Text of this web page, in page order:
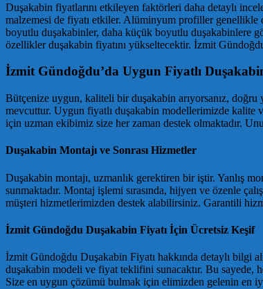
Duşakabin fiyatlarını etkileyen faktörleri daha detaylı
malzemesi de fiyatı etkiler. Alüminyum profiller genellikle
boyutlu duşakabinler, daha küçük boyutlu duşakabinlere
özellikler duşakabin fiyatını yükseltecektir. İzmit
İzmit Gündoğdu’da Uygun Fiyatlı
Bütçenize uygun, kaliteli bir duşakabin arıyorsanız,
mevcuttur. Uygun fiyatlı duşakabin modellerimizde kalite
için uzman ekibimiz size her zaman destek olmaktadır.
Duşakabin Montajı ve Sonrası Hizmetler
Duşakabin montajı, uzmanlık gerektiren bir iştir. Yanlış
sunmaktadır. Montaj işlemi sırasında, hijyen ve özenle
müşteri hizmetlerimizden destek alabilirsiniz. Garantili
İzmit Gündoğdu Duşakabin Fiyatı İçin Ücretsiz Keşif
İzmit Gündoğdu Duşakabin Fiyatı hakkında detaylı bilgi
duşakabin modeli ve fiyat teklifini sunacaktır. Bu sayede,
Size en uygun çözümü bulmak için elimizden gelenin en